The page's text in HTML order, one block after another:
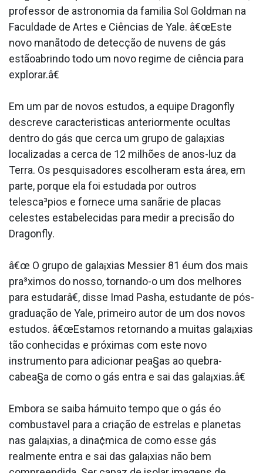
professor de astronomia da familia Sol Goldman na
Faculdade de Artes e Ciências de Yale. â€œEste
novo manãtodo de detecção de nuvens de gás
estãoabrindo todo um novo regime de ciência para
explorar.â€
Em um par de novos estudos, a equipe Dragonfly
descreve caracteri­sticas anteriormente ocultas
dentro do gás que cerca um grupo de gala¡xias
localizadas a cerca de 12 milhões de anos-luz da
Terra. Os pesquisadores escolheram esta área, em
parte, porque ela foi estudada por outros
telesca³pios e fornece uma sanãrie de placas
celestes estabelecidas para medir a precisão do
Dragonfly.
â€œ O grupo de gala¡xias Messier 81 éum dos mais
pra³ximos do nosso, tornando-o um dos melhores
para estudarâ€, disse Imad Pasha, estudante de pós-
graduação de Yale, primeiro autor de um dos novos
estudos. â€œEstamos retornando a muitas gala¡xias
tão conhecidas e próximas com este novo
instrumento para adicionar pea§as ao quebra-
cabea§a de como o gás entra e sai das gala¡xias.â€
Embora se saiba hámuito tempo que o gás éo
combusta­vel para a criação de estrelas e planetas
nas gala¡xias, a dina¢mica de como esse gás
realmente entra e sai das gala¡xias não bem